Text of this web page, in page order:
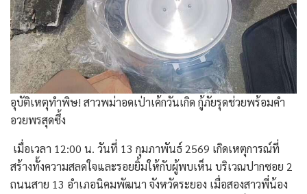
อุบัติเหตุทำพิษ! สาวพม่าอดเป่าเค้กวันเกิด กู้ภัยรุดช่วยพร้อมคำ
อวยพรสุดซึ้ง
​ เมื่อเวลา 12:00 น. วันที่ 13 กุมภาพันธ์ 2569 เกิดเหตุการณ์ที่
สร้างทั้งความสลดใจและรอยยิ้มให้กับผู้พบเห็น บริเวณปากซอย 2
ถนนสาย 13 อำเภอนิคมพัฒนา จังหวัดระยอง เมื่อสองสาวพี่น้อง